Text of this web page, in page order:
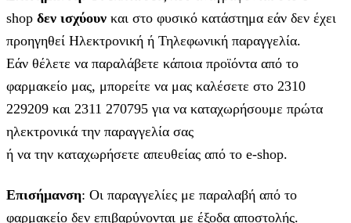
shop δεν ισχύουν και στο φυσικό κατάστημα εάν δεν έχει
προηγηθεί Ηλεκτρονική ή Τηλεφωνική παραγγελία.
Εάν θέλετε να παραλάβετε κάποια προϊόντα από το
φαρμακείο μας, μπορείτε να μας καλέσετε στο 2310
229209 και 2311 270795 για να καταχωρήσουμε πρώτα
ηλεκτρονικά την παραγγελία σας
ή να την καταχωρήσετε απευθείας από το e-shop.
Επισήμανση: Οι παραγγελίες με παραλαβή από το
φαρμακείο δεν επιβαρύνονται με έξοδα αποστολής.